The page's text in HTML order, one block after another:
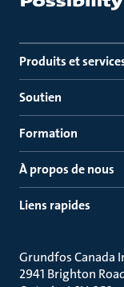
Produits et
Soutien
Formation
À propos de nous
Liens rapides
Grundfos Canada
2941 Brighton